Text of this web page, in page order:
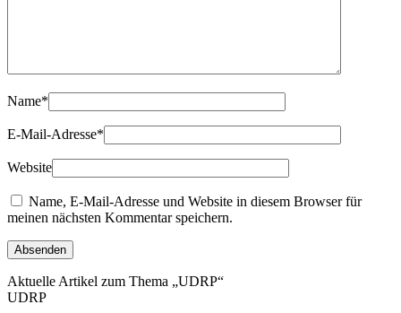
Name*
E-Mail-Adresse*
Website
Name, E-Mail-Adresse und Website in diesem Browser für
meinen nächsten Kommentar speichern.
Aktuelle Artikel zum Thema „UDRP“
UDRP